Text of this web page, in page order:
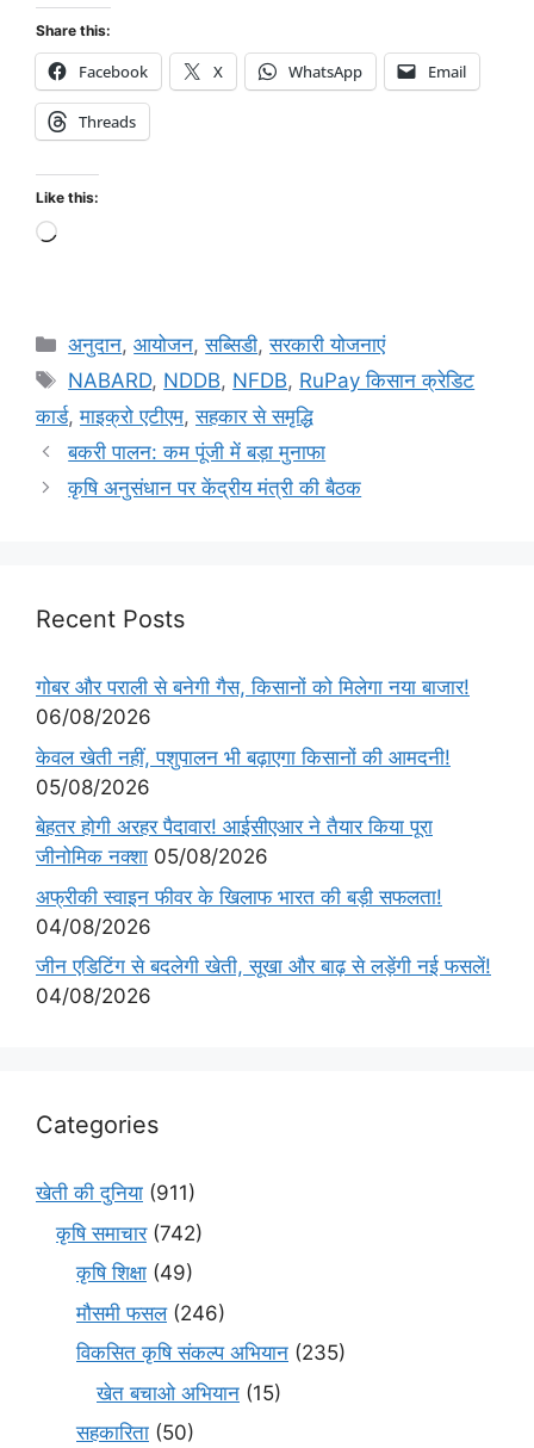
Share this:
Facebook X WhatsApp Email
Threads
Like this:
अनुदान,आयोजन,सब्सिडी,सरकारी योजनाएं
NABARD, NDDB, NFDB, RuPay किसान क्रेडिट
कार्ड,माइक्रो एटीएम,सहकार से समृद्धि
बकरी पालन: कम पूंजी में बड़ा मुनाफा
कृषि अनुसंधान पर केंद्रीय मंत्री की बैठक
Recent Posts
गोबर और पराली से बनेगी गैस, किसानों को मिलेगा नया बाजार!
06/08/2026
केवल खेती नहीं, पशुपालन भी बढ़ाएगा किसानों की आमदनी!
05/08/2026
बेहतर होगी अरहर पैदावार! आईसीएआर ने तैयार किया पूरा
जीनोमिक नक्शा 05/08/2026
अफ्रीकी स्वाइन फीवर के खिलाफ भारत की बड़ी सफलता!
04/08/2026
जीन एडिटिंग से बदलेगी खेती, सूखा और बाढ़ से लड़ेंगी नई फसलें!
04/08/2026
Categories
खेती की दुनिया (911)
कृषि समाचार(742)
कृषि शिक्षा (49)
मौसमी फसल(246)
विकसित कृषि संकल्प अभियान (235)
खेत बचाओ अभियान (15)
सहकारिता (50)